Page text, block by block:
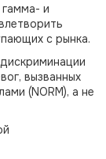
и
с рынка.
вызванных
(NORM), а не